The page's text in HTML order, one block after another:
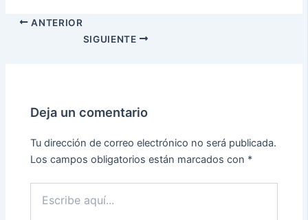
ANTERIOR
SIGUIENTE
Deja un comentario
Tu dirección de correo electrónico no será publicada.
Los campos obligatorios están marcados con *
aquí...